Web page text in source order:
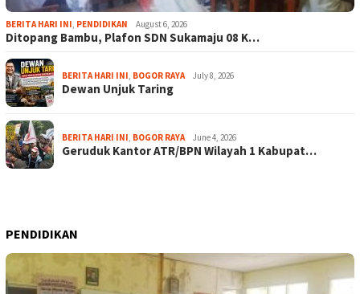
BERITA HARI INI, PENDIDIKAN August 6, 2026
Ditopang Bambu, Plafon SDN Sukamaju 08 K…
BERITA HARI INI, BOGOR RAYA July 8, 2026
Dewan Unjuk Taring
BERITA HARI INI, BOGOR RAYA June 4, 2026
Geruduk Kantor ATR/BPN Wilayah 1 Kabupat…
PENDIDIKAN